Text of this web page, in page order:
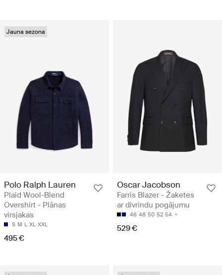
Jauna sezona
Polo Ralph Lauren
Plaid Wool-Blend
Overshirt - Plānas
virsjakas
S M L XL XXL
495 €
Oscar Jacobson
Farris Blazer - Žaketes
ar divrindu pogājumu
46 48 50 52 54
529 €